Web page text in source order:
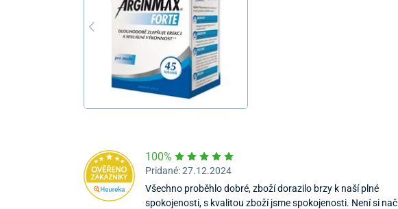
100%
Pridané: 27.12.2024
Všechno proběhlo dobré, zboží dorazilo brzy k naší plné
spokojenosti, s kvalitou zboží jsme spokojenosti. Není si nač